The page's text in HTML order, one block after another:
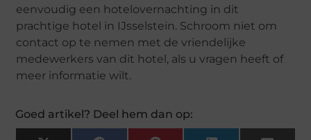
eenvoudig een hotelovernachting in dit
prachtige hotel in IJsselstein. Schroom niet om
contact op te nemen met de vriendelijke
medewerkers van dit hotel, als u vragen heeft of
meer informatie wilt.
Goed artikel? Deel hem dan op: